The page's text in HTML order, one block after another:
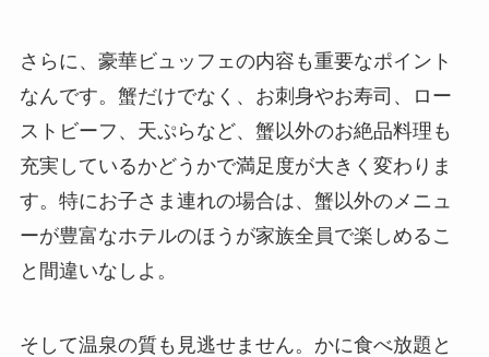
さらに、豪華ビュッフェの内容も重要なポイント
なんです。蟹だけでなく、お刺身やお寿司、ロー
ストビーフ、天ぷらなど、蟹以外のお絶品料理も
充実しているかどうかで満足度が大きく変わりま
す。特にお子さま連れの場合は、蟹以外のメニュ
ーが豊富なホテルのほうが家族全員で楽しめるこ
と間違いなしよ。
そして温泉の質も見逃せません。かに食べ放題と